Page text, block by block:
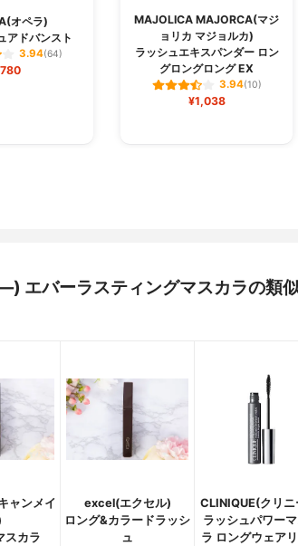
オペラ)
アドバンスト
3.94(64)
MAJOLICA MAJORCA(マジ
ョリカ マジョルカ)
ラッシュエキスパンダー ロン
グロングロング EX
3.94(10)
¥1,038
エバーラスティングマスカラの類
ャンメイ
スカラ
excel(エクセル)
ロング&カラードラッシ
ュ
CLINIQUE(クリニ
ラッシュパワー
ラ ロングウェア